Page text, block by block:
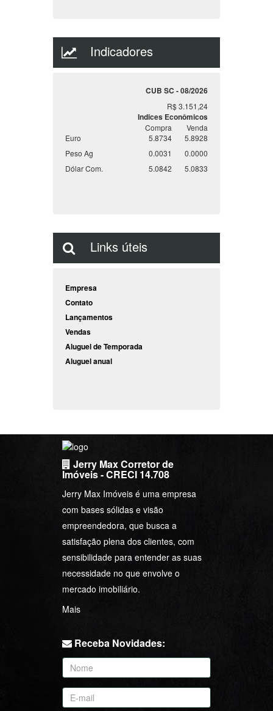
Indicadores
CUB SC - 08/2026
R$ 3.151,24
Indices Econômicos
Compra
Venda
Euro
5.8734
5.8928
Peso Ag
0.0031
0.0000
Dólar Com.
5.0842 5.0833
Links úteis
Empresa
Contato
Lançamentos
Vendas
Aluguel de Temporada
Aluguel anual
Jerry Max Corretor de
Imóveis - CRECI 14.708
Jerry Max Imóveis é uma empresa
com bases sólidas e visão
empreendedora, que busca a
satisfação plena dos clientes, com
sensibilidade para entender as suas
necessidade no que envolve o
mercado imobiliário.
Mais
Receba Novidades: